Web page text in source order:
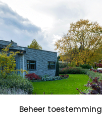
Beheer toestemming